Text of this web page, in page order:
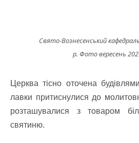
Свято-Вознесенський
р. Фото вересень
Церква тісно оточена
лавки притиснулися до
розташувалися з товаром
святиню.